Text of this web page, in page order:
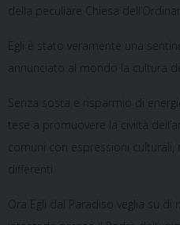
della peculiare Chiesa
Egli è stato veramente una
annunciato al mondo la cultura
Senza sosta e risparmio di
tese a promuovere la civiltà
comuni con espressioni
differenti.
Ora Egli dal Paradiso veglia su